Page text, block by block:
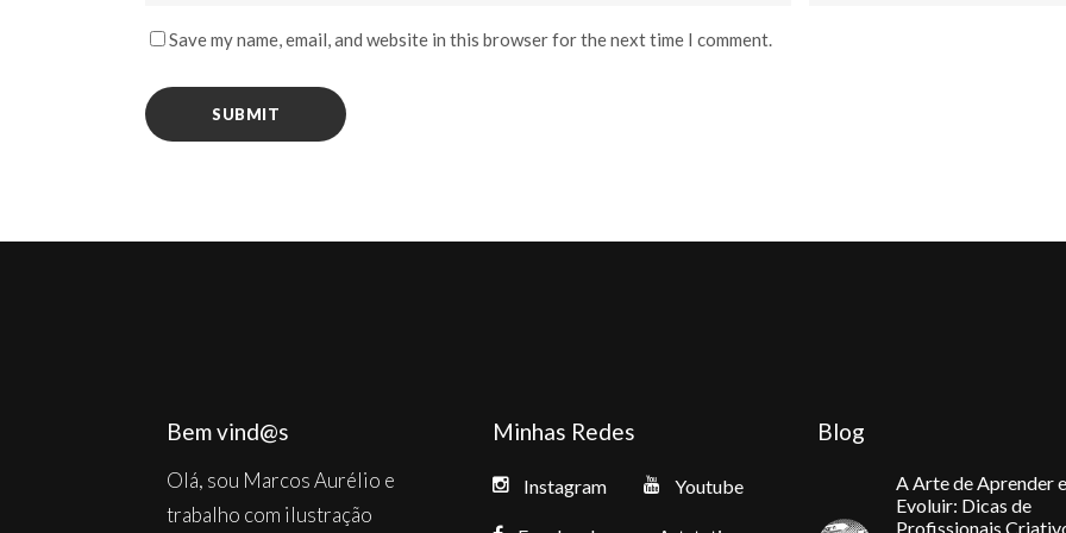
Save my name, email, and website in this browser for the next time I comment.
Bem vind@s
Olá, sou Marcos Aurélio e
trabalho com ilustração
Minhas Redes
Instagram Youtube
Blog
A Arte de Aprender e
Evoluir: Dicas de
Profissionais